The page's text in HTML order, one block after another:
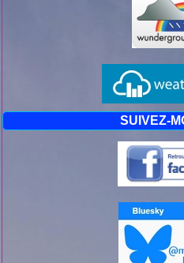
SUIVEZ-
Le précédent record de froid
2005 avec -16.4°. C'est
pas battu mais il s'en est fallu de
s'était produit plus tard puisque
Pour l'année 2009 il faut
-10.1° ce qui fait un écart de 6°
La seconde décade de
froides alors que la première
troisième, une certaine douceur
A voir à la fin du mois pour le
N'oubliez pas de consulter le
http://meteo.viriat.free.fr/plugins/